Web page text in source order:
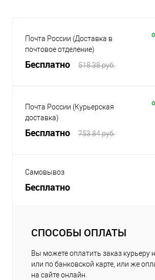
Почта России (Доставка в
почтовое отделение)
Бесплатно 518.38 руб.
Почта России (Курьерская
доставка)
Бесплатно 753.84 руб.
Самовывоз
Бесплатно
СПОСОБЫ ОПЛАТЫ
Вы можете оплатить заказ курьеру
или по банковской карте, или же
на сайте онлайн.